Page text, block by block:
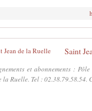
Saint
et abonnements :
la Ruelle. Tel :